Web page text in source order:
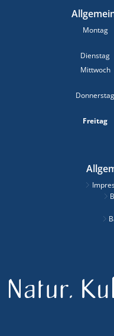
Montag
Dienstag
Mittwoch
Donnerstag
Freitag